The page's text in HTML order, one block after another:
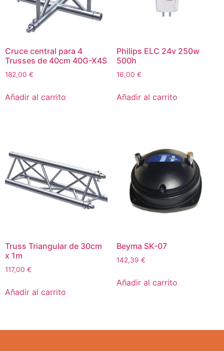
Cruce central para 4
Trusses de 40cm 40G-X4S
182,00 €
Añadir al carrito
Philips ELC 24v 250w
500h
16,00 €
Añadir al carrito
Truss Triangular de 30cm
x 1m
117,00 €
Añadir al carrito
Beyma SK-07
142,39 €
Añadir al carrito